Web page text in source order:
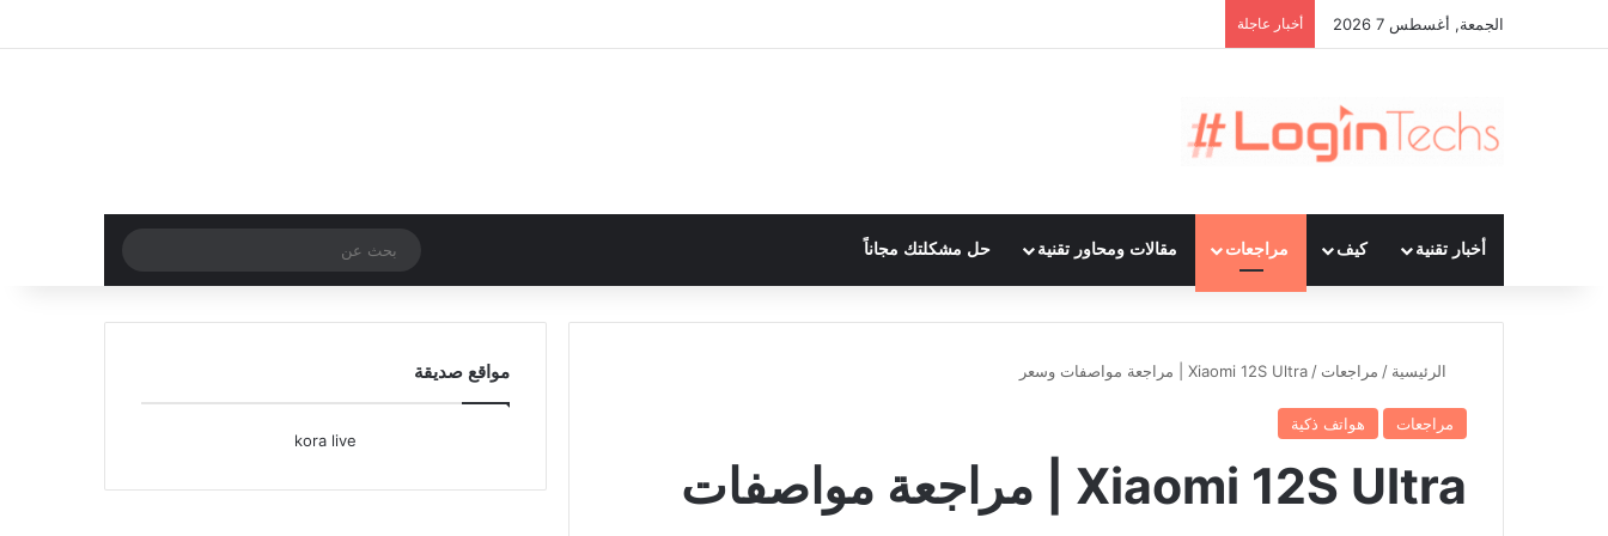
الجمعة, أغسطس 7 2026 أخبار عاجلة
أخبار تقنية كيف مراجعات مقالات ومحاور تقنية حل مشكلتك مجاناً
عن
الرئيسية / مراجعات / Xiaomi 12S Ultra | مراجعة مواصفات وسعر
مراجعات هواتف ذكية
Xiaomi 12S Ultra | مراجعة مواصفات
مواقع صديقة
kora live